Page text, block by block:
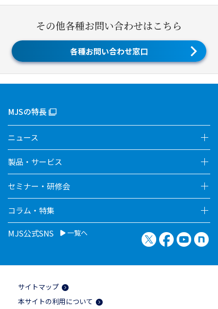
その他各種お問い合わせはこちら
各種お問い合わせ窓口
MJSの特長
ニュース
製品・サービス
セミナー・研修会
コラム・特集
MJS公式SNS
一覧へ X（旧Twitter）
Facebook
サイトマップ
本サイトの利用について